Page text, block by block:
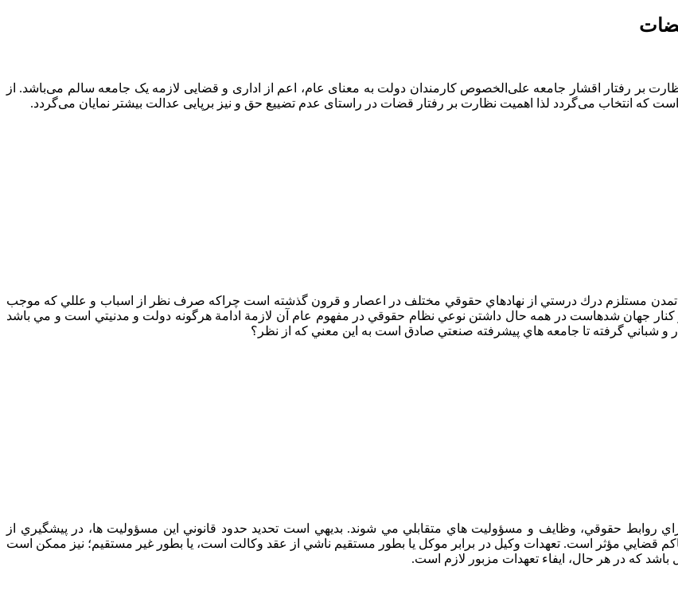
بر رفتار اقشار جامعه علی‌الخصوص کارمندان دولت به معنای عام، اعم از اداری و قضایی لازمه یک جامعه سالم می‌باشد. از
که انتخاب می‌گردد لذا اهمیت نظارت بر رفتار قضات در راستای عدم تضییع حق و نیز برپایی عدالت بیشتر نمایان می‌گردد.
تمدن مستلزم درك درستي از نهادهاي حقوقي مختلف در اعصار و قرون گذشته است چراكه صرف نظر از اسباب و عللي كه موجب
جهان شدهاست در همه حال داشتن نوعي نظام حقوقي در مفهوم عام آن لازمة‌ ادامة‌ هرگونه دولت و مدنيتي است و مي باشد
گرفته تا جامعه هاي پيشرفته صنعتي صادق است به اين معني كه از نظر؟
روابط حقوقي، وظايف و مسؤوليت هاي متقابلي مي شوند. بديهي است تحديد حدود قانوني اين مسؤوليت ها، در پيشگيري از
قضايي مؤثر است. تعهدات وكيل در برابر موكل يا بطور مستقيم ناشي از عقد وكالت است، يا بطور غير مستقيم؛ نيز ممكن است
كه در هر حال، ايفاء تعهدات مزبور لازم است.